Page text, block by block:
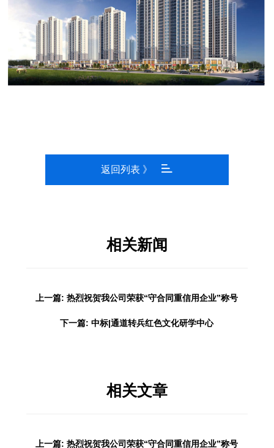
返回列表 》
相关新闻
上一篇: 热烈祝贺我公司荣获“守合同重信用企业”称号
下一篇: 中标|通道转兵红色文化研学中心
相关文章
上一篇: 热烈祝贺我公司荣获“守合同重信用企业”称号